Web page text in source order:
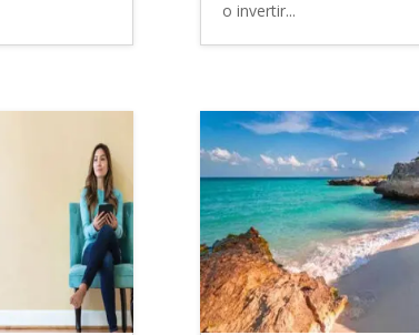
o invertir...